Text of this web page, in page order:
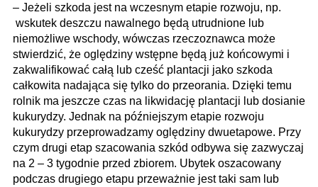
– Jeżeli szkoda jest na wczesnym etapie rozwoju, np.
wskutek deszczu nawalnego będą utrudnione lub
niemożliwe wschody, wówczas rzeczoznawca może
stwierdzić, że oględziny wstępne będą już końcowymi i
zakwalifikować całą lub cześć plantacji jako szkoda
całkowita nadająca się tylko do przeorania. Dzięki temu
rolnik ma jeszcze czas na likwidację plantacji lub dosianie
kukurydzy. Jednak na późniejszym etapie rozwoju
kukurydzy przeprowadzamy oględziny dwuetapowe. Przy
czym drugi etap szacowania szkód odbywa się zazwyczaj
na 2 – 3 tygodnie przed zbiorem. Ubytek oszacowany
podczas drugiego etapu przeważnie jest taki sam lub